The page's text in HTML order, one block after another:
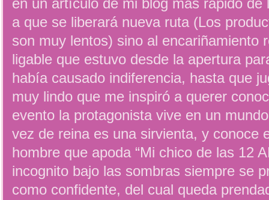
en un artículo de mi blog más rápido de
a que se liberará nueva ruta (Los
son muy lentos) sino al encariñamiento
ligable que estuvo desde la apertura
había causado indiferencia, hasta que
muy lindo que me inspiró a querer
evento la protagonista vive en un
vez de reina es una sirvienta, y conoce
hombre que apoda “Mi chico de las 12
incognito bajo las sombras siempre se
como confidente, del cual queda